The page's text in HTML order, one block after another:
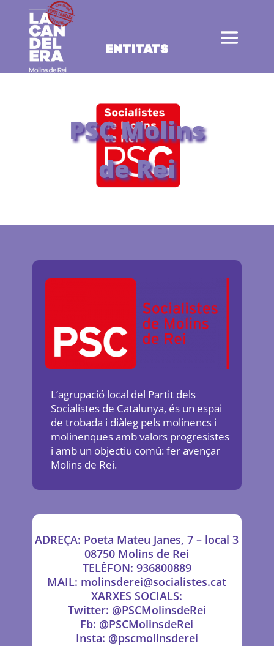
ENTITATS
PSC Molins
de Rei
L’agrupació local del Partit dels
Socialistes de Catalunya, és un espai
de trobada i diàleg pels molinencs i
molinenques amb valors progresistes
i amb un objectiu comú: fer avençar
Molins de Rei.
ADREÇA: Poeta Mateu Janes, 7 – local 3
08750 Molins de Rei
TELÈFON: 936800889
MAIL: molinsderei@socialistes.cat
XARXES SOCIALS:
Twitter: @PSCMolinsdeRei
Fb: @PSCMolinsdeRei
Insta: @pscmolinsderei